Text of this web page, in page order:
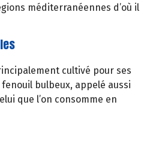
méditerranéennes d’où il
cultivé pour ses
bulbeux, appelé aussi
que l’on consomme en